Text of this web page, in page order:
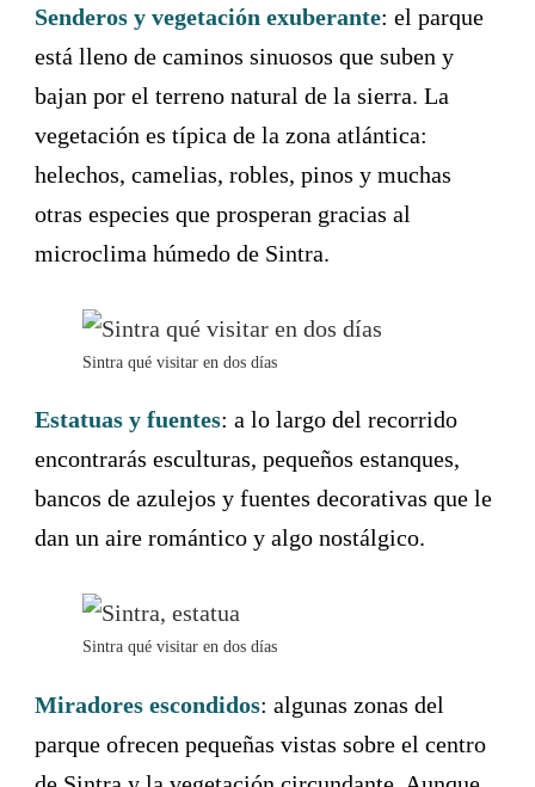
Senderos y vegetación exuberante: el parque
está lleno de caminos sinuosos que suben y
bajan por el terreno natural de la sierra. La
vegetación es típica de la zona atlántica:
helechos, camelias, robles, pinos y muchas
otras especies que prosperan gracias al
microclima húmedo de Sintra.
Sintra qué visitar en dos días
Estatuas y fuentes: a lo largo del recorrido
encontrarás esculturas, pequeños estanques,
bancos de azulejos y fuentes decorativas que le
dan un aire romántico y algo nostálgico.
Sintra qué visitar en dos días
Miradores escondidos: algunas zonas del
parque ofrecen pequeñas vistas sobre el centro